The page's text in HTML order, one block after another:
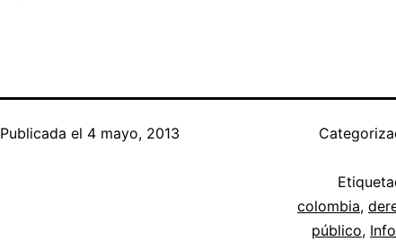
Publicada el 4 mayo, 2013
colombia,
público,